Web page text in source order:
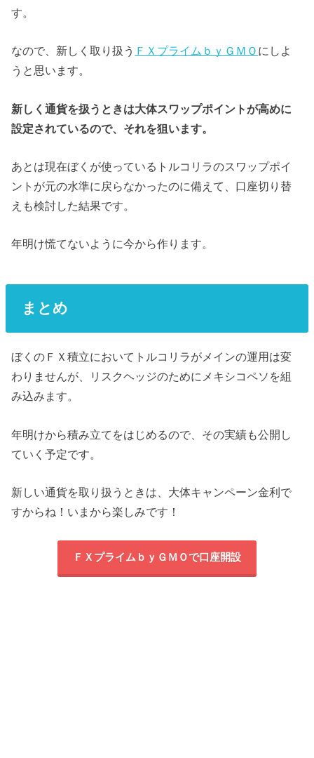
す。
なので、新しく取り扱う ＦＸプライムｂｙＧＭＯ にしよ
うと思います。
新しく通貨を扱うときは大体スワップポイントが高めに
設定されているので、それを狙います。
あとは現在ぼくが使っているトルコリラのスワップポイ
ントが元の水準に戻らなかったのに備えて、口座切り替
えも検討した結果です。
年明け慌てないように今から作ります。
まとめ
ぼくのＦＸ積立においてトルコリラがメインの運用は変
わりませんが、リスクヘッジのためにメキシコペソを組
み込みます。
年明けから積み立てをはじめるので、その実績も公開し
ていく予定です。
新しい通貨を取り扱うときは、大体キャンペーン金利で
すからね！いまから楽しみです！
ＦＸプライムｂｙＧＭＯで口座開設